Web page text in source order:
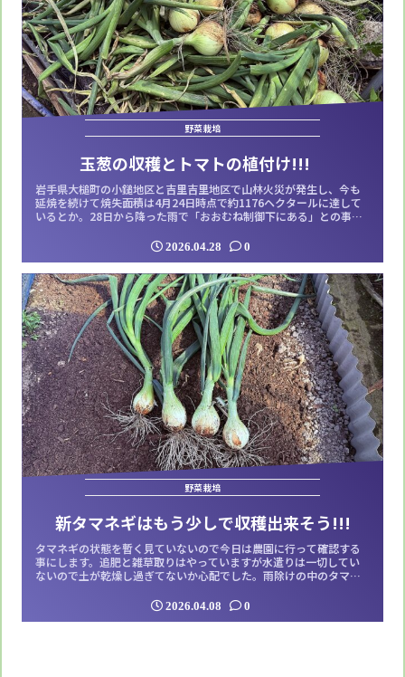
野菜栽培
玉葱の収穫とトマトの植付け!!!
岩手県大槌町の小鎚地区と吉里吉里地区で山林火災が発生し、今も
延焼を続けて焼失面積は4月24日時点で約1176ヘクタールに達して
いるとか。28日から降った雨で「おおむね制御下にある」との事な
ね。雨と言えばこの辺りも雨模様で、やっと今日は晴れたって感じ
です。そこで久し振りに農園に行く事にしました。前回のブログへ
のアップは4月8日でしたが、実際に...
2026.04.28 0
野菜栽培
新タマネギはもう少しで収穫出来そう!!!
タマネギの状態を暫く見ていないので今日は農園に行って確認する
事にします。追肥と雑草取りはやっていますが水遣りは一切してい
ないので土が乾燥し過ぎてないか心配でした。雨除けの中のタマネ
って気がしますが土の乾燥もそれ程気にならない感じで育ってまし
た。苗の根元を見ると僅かに丸く膨らみかけています。試しに4個を
2026.04.08 0